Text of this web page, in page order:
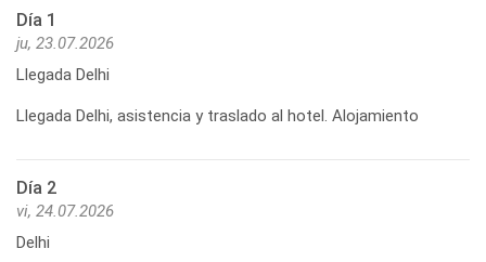
Día 1
ju, 23.07.2026
Llegada Delhi
Llegada Delhi, asistencia y traslado al hotel. Alojamiento
Día 2
vi, 24.07.2026
Delhi